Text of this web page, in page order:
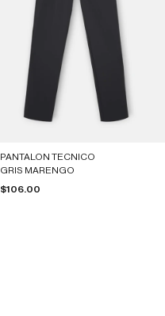
PANTALON TECNICO
GRIS MARENGO
Precio de oferta
$106.00